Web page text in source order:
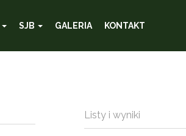
SJB GALERIA KONTAKT
Listy i wyniki